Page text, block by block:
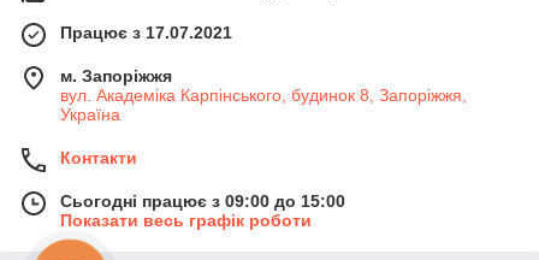
Працює з 17.07.2021
м. Запоріжжя
вул. Академіка Карпінського, будинок 8, Запоріжжя,
Україна
Контакти
Сьогодні працює з 09:00 до 15:00
Показати весь графік роботи